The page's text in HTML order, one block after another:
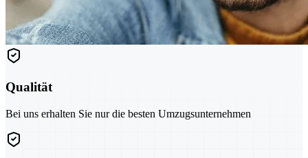
Qualität
Bei uns erhalten Sie nur die besten Umzugsunternehmen